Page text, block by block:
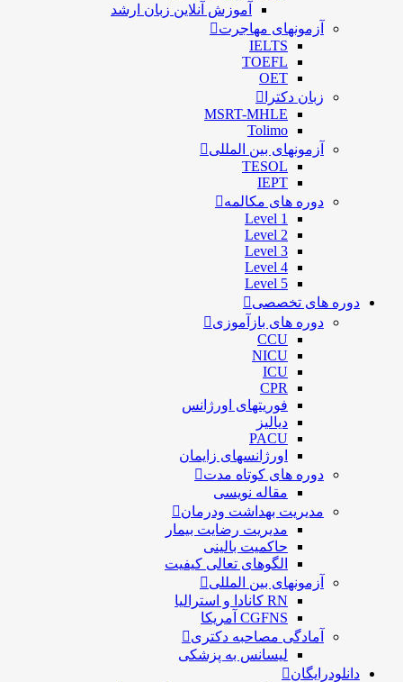
آموزش آنلاین زبان ارشد
آزمونهای مهاجرت
IELTS
TOEFL
OET
زبان دکترا
MSRT-MHLE
Tolimo
آزمونهای بین المللی
TESOL
IEPT
دوره های مکالمه
Level 1
Level 2
Level 3
Level 4
Level 5
دوره های تخصصی
دوره های بازآموزی
CCU
NICU
ICU
CPR
فوریتهای اورژانس
دیالیز
PACU
اورژانسهای زایمان
دوره های کوتاه مدت
مقاله نویسی
مدیریت بهداشت ودرمان
مديريت رضايت بيمار
حاكميت بالينی
الگوهای تعالی کيفيت
آزمونهای بین المللی
RN کانادا و استرالیا
CGFNS آمریکا
آمادگی مصاحبه دکتری
لیسانس به پزشکی
دانلودرایگان